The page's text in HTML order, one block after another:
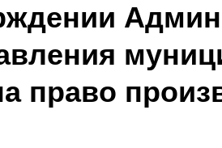
право